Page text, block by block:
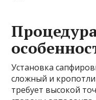
Установка
сложный и
требует высокой